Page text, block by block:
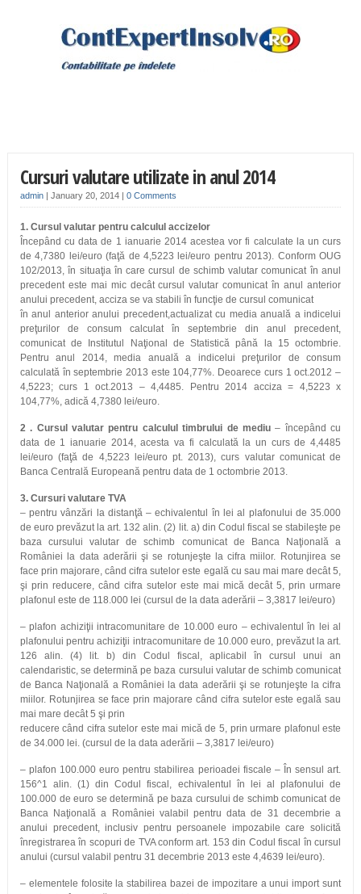
Cursuri valutare utilizate in anul 2014
admin| January 20, 2014 | 0 Comments
1. Cursul valutar pentru calculul accizelor
Începând cu data de 1 ianuarie 2014 acestea vor fi calculate la un curs
de 4,7380 lei/euro (faţă de 4,5223 lei/euro pentru 2013). Conform OUG
102/2013, în situaţia în care cursul de schimb valutar comunicat în anul
precedent este mai mic decât cursul valutar comunicat în anul anterior
anului precedent, acciza se va stabili în funcţie de cursul comunicat
în anul anterior anului precedent,actualizat cu media anuală a indicelui
preţurilor de consum calculat în septembrie din anul precedent,
comunicat de Institutul Naţional de Statistică până la 15 octombrie.
Pentru anul 2014, media anuală a indicelui preţurilor de consum
calculată în septembrie 2013 este 104,77%. Deoarece curs 1 oct.2012 –
4,5223; curs 1 oct.2013 – 4,4485. Pentru 2014 acciza = 4,5223 x
104,77%, adică 4,7380 lei/euro.
2 . Cursul valutar pentru calculul timbrului de mediu– începând cu
data de 1 ianuarie 2014, acesta va fi calculată la un curs de 4,4485
lei/euro (faţă de 4,5223 lei/euro pt. 2013), curs valutar comunicat de
Banca Centrală Europeană pentru data de 1 octombrie 2013.
3. Cursuri valutare TVA
– pentru vânzări la distanţă – echivalentul în lei al plafonului de 35.000
de euro prevăzut la art. 132 alin. (2) lit. a) din Codul fiscal se stabileşte pe
baza cursului valutar de schimb comunicat de Banca Naţională a
României la data aderării şi se rotunjeşte la cifra miilor. Rotunjirea se
face prin majorare, când cifra sutelor este egală cu sau mai mare decât 5,
şi prin reducere, când cifra sutelor este mai mică decât 5, prin urmare
plafonul este de 118.000 lei (cursul de la data aderării – 3,3817 lei/euro)
– plafon achiziţii intracomunitare de 10.000 euro – echivalentul în lei al
plafonului pentru achiziţii intracomunitare de 10.000 euro, prevăzut la art.
126 alin. (4) lit. b) din Codul fiscal, aplicabil în cursul unui an
calendaristic, se determină pe baza cursului valutar de schimb comunicat
de Banca Naţională a României la data aderării şi se rotunjeşte la cifra
miilor. Rotunjirea se face prin majorare când cifra sutelor este egală sau
mai mare decât 5 şi prin
reducere când cifra sutelor este mai mică de 5, prin urmare plafonul este
de 34.000 lei. (cursul de la data aderării – 3,3817 lei/euro)
– plafon 100.000 euro pentru stabilirea perioadei fiscale – În sensul art.
156^1 alin. (1) din Codul fiscal, echivalentul în lei al plafonului de
100.000 de euro se determină pe baza cursului de schimb comunicat de
Banca Naţională a României valabil pentru data de 31 decembrie a
anului precedent, inclusiv pentru persoanele impozabile care solicită
înregistrarea în scopuri de TVA conform art. 153 din Codul fiscal în cursul
anului (cursul valabil pentru 31 decembrie 2013 este 4,4639 lei/euro).
– elementele folosite la stabilirea bazei de impozitare a unui import sunt